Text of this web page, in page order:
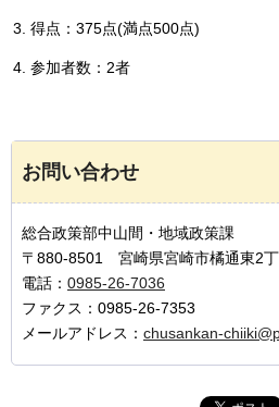
得点：375点(満点500点)
参加者数：2者
お問い合わせ
総合政策部中山間・地域政策課
〒880-8501 宮崎県宮崎市橘通東2
電話： 0985-26-7036
ファクス：0985-26-7353
メールアドレス： chusankan-